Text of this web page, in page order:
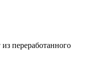
переработанного